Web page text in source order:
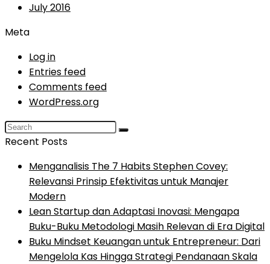
July 2016
Meta
Log in
Entries feed
Comments feed
WordPress.org
Recent Posts
Menganalisis The 7 Habits Stephen Covey:
Relevansi Prinsip Efektivitas untuk Manajer
Modern
Lean Startup dan Adaptasi Inovasi: Mengapa
Buku-Buku Metodologi Masih Relevan di Era Digital
Buku Mindset Keuangan untuk Entrepreneur: Dari
Mengelola Kas Hingga Strategi Pendanaan Skala